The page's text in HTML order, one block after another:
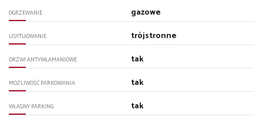
OGRZEWANIE gazowe
USYTUOWANIE trójstronne
DRZWI ANTYWŁAMANIOWE tak
MOŻLIWOŚĆ PARKOWANIA tak
WŁASNY PARKING tak